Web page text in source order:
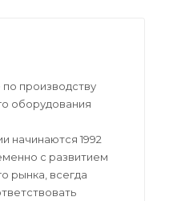
производству
оборудования
начинаются 1992
с развитием
рынка, всегда